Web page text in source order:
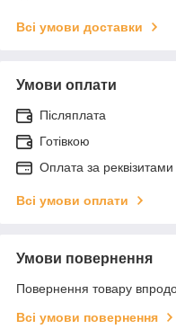
Всі умови доставки
Умови оплати
Післяплата
Готівкою
Оплата за реквізитами
Всі умови оплати
Умови повернення
Повернення товару
Всі умови повернення